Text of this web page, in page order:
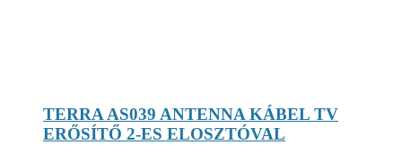
TERRA AS039 ANTENNA KÁBEL TV
ERŐSÍTŐ 2-ES ELOSZTÓVAL